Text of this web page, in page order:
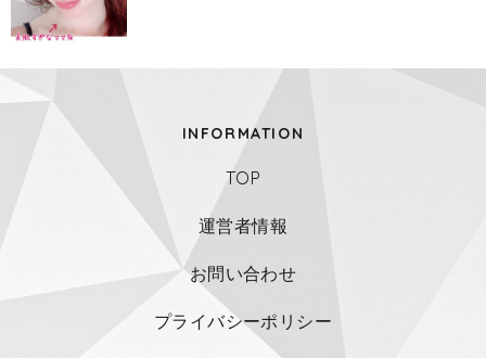
INFORMATION
TOP
運営者情報
お問い合わせ
プライバシーポリシー